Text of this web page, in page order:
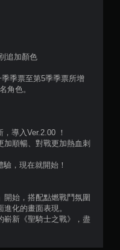
9
分
追加顏色
季票至第5季季票所增
角色。
導入Ver.2.00 ！
加順暢、對戰更加熱血刺
，現在就開始！
開始，搭配點燃戰鬥氛圍
化的畫面表現。
嶄新《聖騎士之戰》，盡